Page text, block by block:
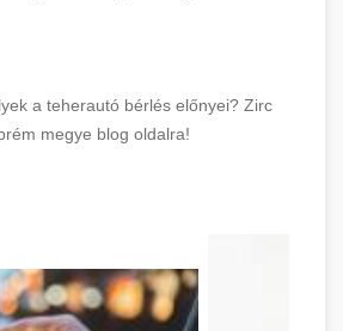
a teherautó bérlés előnyei? Zirc
megye blog oldalra!